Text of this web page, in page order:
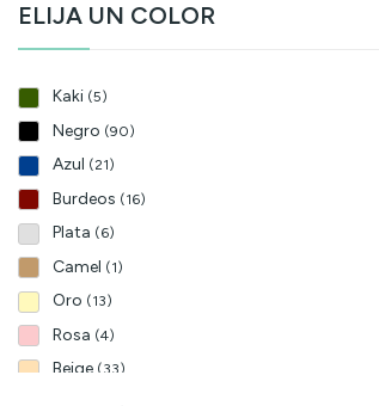
40,5 (1)
44,5(1)
45,5(1)
Skechers (10)
ELIJA UN COLOR
Kaki (5)
Negro (90)
Azul (21)
Burdeos (16)
Plata (6)
Camel (1)
Oro (13)
Rosa (4)
Beige (33)